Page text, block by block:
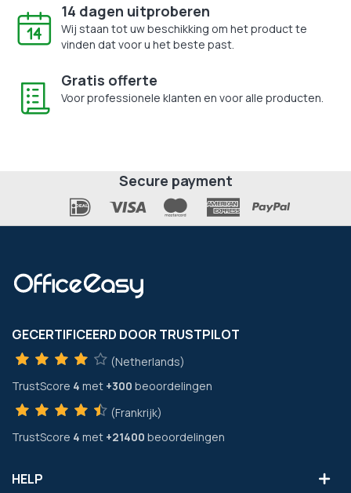
14 dagen uitproberen
Wij staan tot uw beschikking om het product te
vinden dat voor u het beste past.
Gratis offerte
Voor professionele klanten en voor alle producten.
Secure payment
GECERTIFICEERD DOOR TRUSTPILOT
(Netherlands)
TrustScore 4 met +300 beoordelingen
(Frankrijk)
TrustScore 4 met +21400 beoordelingen
HELP